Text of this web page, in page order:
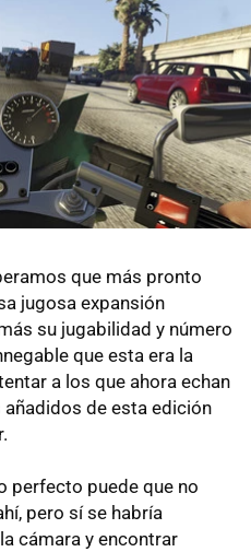
que más pronto
jugosa expansión
su jugabilidad y número
que esta era la
a los que ahora echan
de esta edición
perfecto puede que no
pero sí se habría
cámara y encontrar